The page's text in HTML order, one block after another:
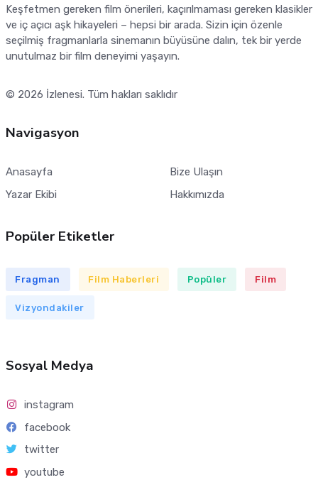
Keşfetmen gereken film önerileri, kaçırılmaması gereken klasikler
ve iç açıcı aşk hikayeleri – hepsi bir arada. Sizin için özenle
seçilmiş fragmanlarla sinemanın büyüsüne dalın, tek bir yerde
unutulmaz bir film deneyimi yaşayın.
© 2026 İzlenesi. Tüm hakları saklıdır
Navigasyon
Anasayfa
Yazar Ekibi
Bize Ulaşın
Hakkımızda
Popüler Etiketler
Fragman Film Haberleri Popüler Film
Vizyondakiler
Sosyal Medya
instagram
facebook
twitter
youtube